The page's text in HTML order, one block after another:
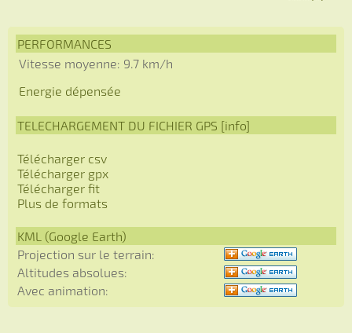
PERFORMANCES
Vitesse moyenne: 9.7 km/h
Energie dépensée
TELECHARGEMENT DU FICHIER GPS [info]
Télécharger csv
Télécharger gpx
Télécharger fit
Plus de formats
KML (Google Earth)
Projection sur le terrain:
Altitudes absolues:
Avec animation: